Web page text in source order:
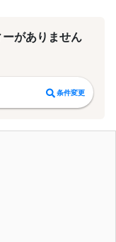
がありません
条件変更